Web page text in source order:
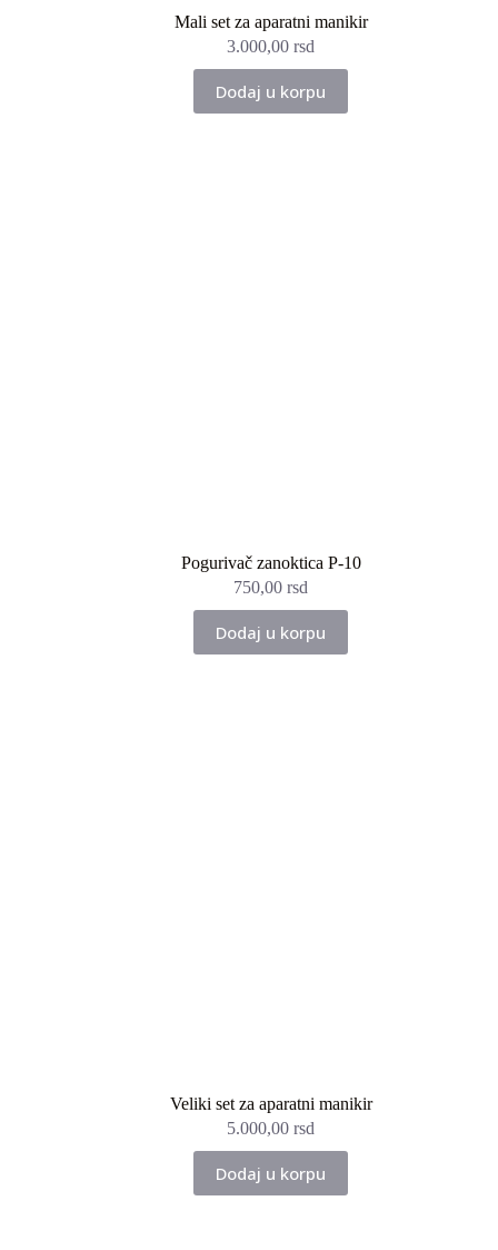
Mali set za aparatni manikir
3.000,00rsd
Dodaj u korpu
Pogurivač zanoktica P-10
750,00rsd
Dodaj u korpu
Veliki set za aparatni manikir
5.000,00rsd
Dodaj u korpu